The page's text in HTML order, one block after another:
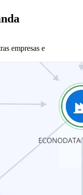
empresas e